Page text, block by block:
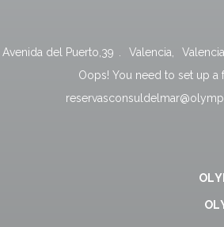
Avenida del Puerto,39 Valencia Valencia
Oops! You need to set up a